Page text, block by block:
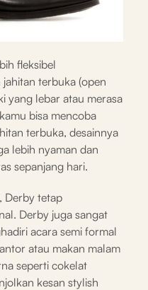
fleksibel
terbuka (open
yang lebar atau merasa
bisa mencoba
terbuka, desainnya
lebih nyaman dan
sepanjang hari.
Derby tetap
Derby juga sangat
acara semi formal
atau makan malam
seperti cokelat
kesan stylish